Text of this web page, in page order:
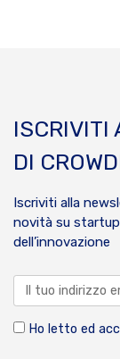
ISCRIVITI
DI
Iscriviti alla
novità su
dell’innovazione
Ho letto ed